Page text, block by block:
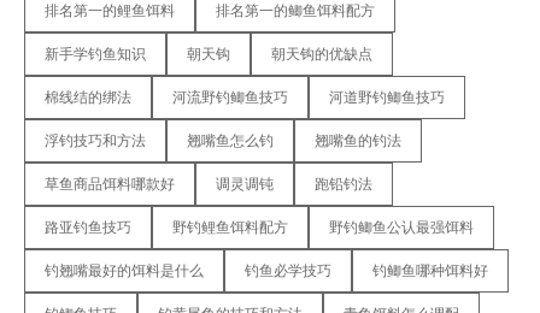
排名第一的鲤鱼饵料 排名第一的鲫鱼饵料配方
新手学钓鱼知识 朝天钩 朝天钩的优缺点
棉线结的绑法 河流野钓鲫鱼技巧 河道野钓鲫鱼技巧
浮钓技巧和方法 翘嘴鱼怎么钓 翘嘴鱼的钓法
草鱼商品饵料哪款好 调灵调钝 跑铅钓法
路亚钓鱼技巧 野钓鲤鱼饵料配方 野钓鲫鱼公认最强饵料
钓翘嘴最好的饵料是什么 钓鱼必学技巧 钓鲫鱼哪种饵料好